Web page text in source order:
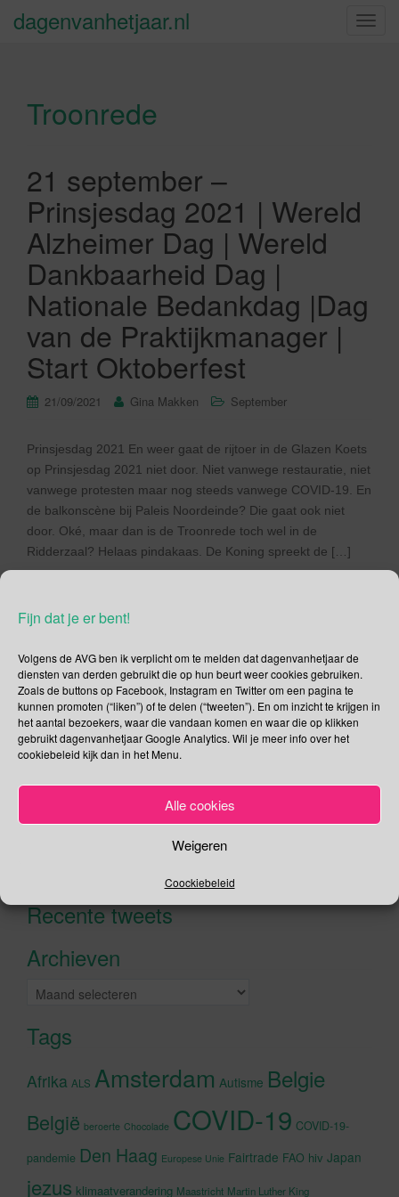
Fijn dat je er bent!
Volgens de AVG ben ik verplicht om te melden dat dagenvanhetjaar de
diensten van derden gebruikt die op hun beurt weer cookies gebruiken.
Zoals de buttons op Facebook, Instagram en Twitter om een pagina te
kunnen promoten (“liken”) of te delen (“tweeten”). En om inzicht te krijgen in
het aantal bezoekers, waar die vandaan komen en waar die op klikken
gebruikt dagenvanhetjaar Google Analytics. Wil je meer info over het
cookiebeleid kijk dan in het Menu.
Alle cookies
Weigeren
Coockiebeleid
S
dagenvanhetjaar.nl
Troonrede
21 september –
Prinsjesdag 2021 | Wereld
Alzheimer Dag | Wereld
Dankbaarheid Dag |
Nationale Bedankdag |Dag
van de Praktijkmanager |
Start Oktoberfest
21/09/2021 Gina Makken September
Prinsjesdag 2021 En weer gaat de rijtoer in de Glazen Koets
op Prinsjesdag 2021 niet door. Niet vanwege restauratie, niet
vanwege protesten maar nog steeds vanwege COVID-19. En
de balkonscène bij Paleis Noordeinde? Die gaat ook niet
door. Oké, maar dan is de Troonrede toch wel in de
Ridderzaal? Helaas pindakaas. De Koning spreekt de […]
Social Media
Je kunt me volgen op
Zoeken
Recente tweetsKlik om marketing cookies te
Archieven
Archieven
Tags
Afrika ALS Amsterdam Autisme Belgie
België beroerte Chocolade COVID-19 COVID-19-
pandemie Den Haag Europese Unie Fairtrade FAO hiv Japan
jezus klimaatverandering Maastricht Martin Luther King